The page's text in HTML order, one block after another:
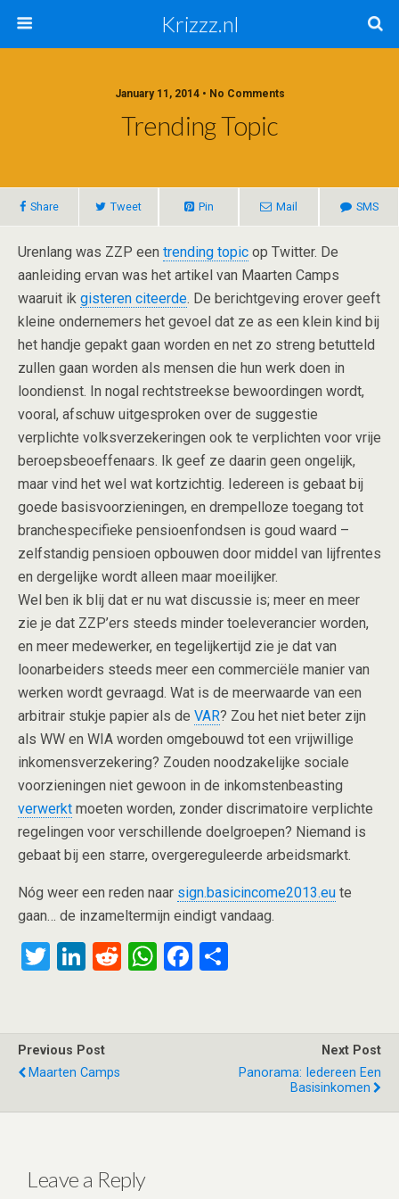
Krizzz.nl
January 11, 2014 • No Comments
Trending Topic
Share Tweet Pin Mail SMS
Urenlang was ZZP een trending topic op Twitter. De
aanleiding ervan was het artikel van Maarten Camps
waaruit ik gisteren citeerde. De berichtgeving erover geeft
kleine ondernemers het gevoel dat ze as een klein kind bij
het handje gepakt gaan worden en net zo streng betutteld
zullen gaan worden als mensen die hun werk doen in
loondienst. In nogal rechtstreekse bewoordingen wordt,
vooral, afschuw uitgesproken over de suggestie
verplichte volksverzekeringen ook te verplichten voor vrije
beroepsbeoeffenaars. Ik geef ze daarin geen ongelijk,
maar vind het wel wat kortzichtig. Iedereen is gebaat bij
goede basisvoorzieningen, en drempelloze toegang tot
branchespecifieke pensioenfondsen is goud waard –
zelfstandig pensioen opbouwen door middel van lijfrentes
en dergelijke wordt alleen maar moeilijker.
Wel ben ik blij dat er nu wat discussie is; meer en meer
zie je dat ZZP’ers steeds minder toeleverancier worden,
en meer medewerker, en tegelijkertijd zie je dat van
loonarbeiders steeds meer een commerciële manier van
werken wordt gevraagd. Wat is de meerwaarde van een
arbitrair stukje papier als de VAR? Zou het niet beter zijn
als WW en WIA worden omgebouwd tot een vrijwillige
inkomensverzekering? Zouden noodzakelijke sociale
voorzieningen niet gewoon in de inkomstenbeasting
verwerkt moeten worden, zonder discrimatoire verplichte
regelingen voor verschillende doelgroepen? Niemand is
gebaat bij een starre, overgereguleerde arbeidsmarkt.
Nóg weer een reden naar sign.basicincome2013.eu te
gaan… de inzameltermijn eindigt vandaag.
T
er
Li
dI
n
R
W F
Previous Post
Maarten Camps
Next Post
Panorama: Iedereen Een
Basisinkomen
Leave a Reply